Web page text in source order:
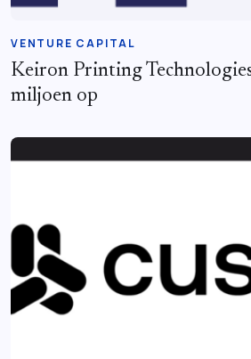
VENTURE CAPITAL
Keiron Printing
miljoen op